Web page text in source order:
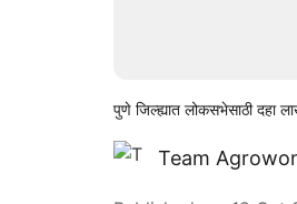
पुणे जिल्ह्यात लोकसभेसाठी दहा
Team